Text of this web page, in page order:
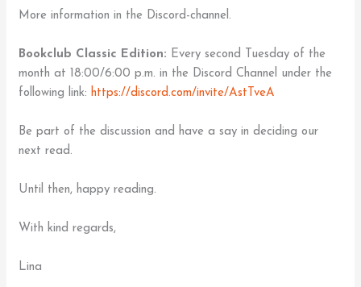
More information in the Discord-channel.
Bookclub Classic Edition: Every second Tuesday of the
month at 18:00/6:00 p.m. in the Discord Channel under the
following link:https://discord.com/invite/AstTveA
Be part of the discussion and have a say in deciding our
next read.
Until then, happy reading.
With kind regards,
Lina